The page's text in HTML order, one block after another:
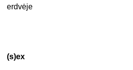
erdvėje
(s)ex